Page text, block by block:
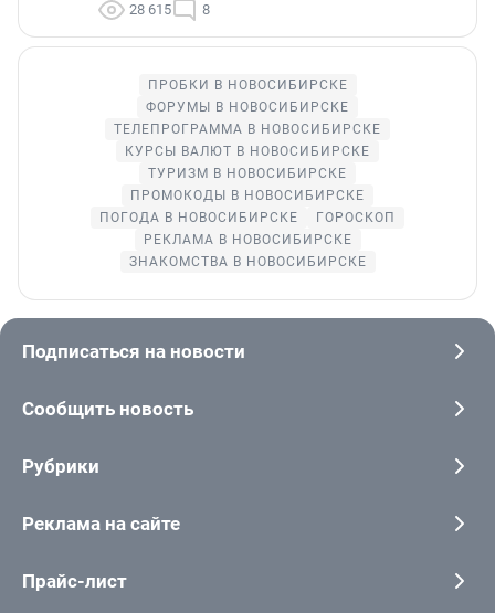
28 615 8
ПРОБКИ В НОВОСИБИРСКЕ
ФОРУМЫ В НОВОСИБИРСКЕ
ТЕЛЕПРОГРАММА В НОВОСИБИРСКЕ
КУРСЫ ВАЛЮТ В НОВОСИБИРСКЕ
ТУРИЗМ В НОВОСИБИРСКЕ
ПРОМОКОДЫ В НОВОСИБИРСКЕ
ПОГОДА В НОВОСИБИРСКЕ
ГОРОСКОП
РЕКЛАМА В НОВОСИБИРСКЕ
ЗНАКОМСТВА В НОВОСИБИРСКЕ
Подписаться на новости
Сообщить новость
Рубрики
Реклама на сайте
Прайс-лист